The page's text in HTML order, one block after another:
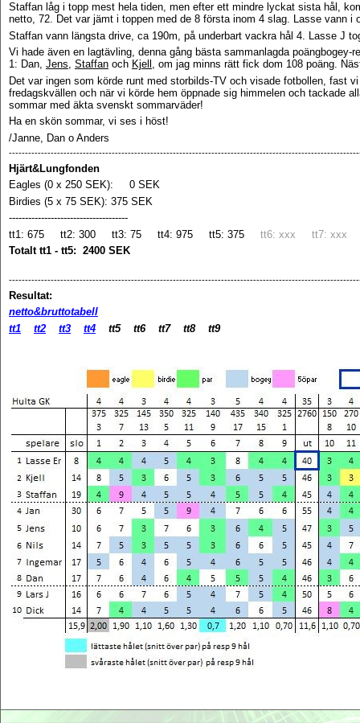
Staffan låg i topp mest hela tiden, men efter ett mindre lyckat sista hål,
netto, 72. Det var jämt i toppen med de 8 första inom 4 slag. Lasse vann
Staffan vann längsta drive, ca 190m, på underbart vackra hål 4. Lasse J
Vi hade även en lagtävling, denna gång bästa sammanlagda
1: Dan, Jens, Staffan och Kjell , om jag minns rätt fick dom 108 poäng.
Det var ingen som körde runt med storbilds-TV och visade fotbollen, fast
fredagskvällen och när vi körde hem öppnade sig himmelen och tackade
sommar med äkta svenskt sommarväder!
Ha en skön sommar, vi ses i höst!
/Janne, Dan o Anders
Hjärt&Lungfonden
Eagles (0 x 250 SEK): 0 SEK
Birdies (5 x 75 SEK): 375 SEK
-------------------------------------
tt1: 675 tt2: 300 tt3: 75 tt4: 975 tt5: 375
tt6: xxx tt7: xxx
Totalt tt1 - tt5: 2400 SEK
Resultat:
netto&bruttotabell
tt1
tt2 tt3 tt4 tt5 tt6 tt7 tt8 tt9